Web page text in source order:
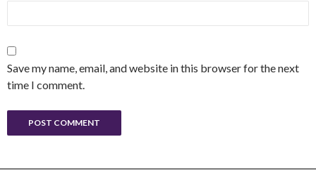
Save my name, email, and website in this browser for the next
time I comment.